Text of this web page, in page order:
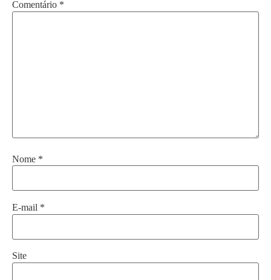
Comentário *
Nome *
E-mail *
Site